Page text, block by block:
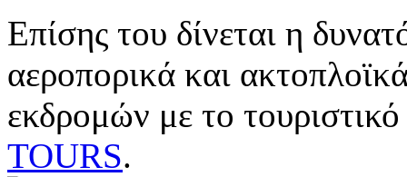
Επίσης του δίνεται η
αεροπορικά και
εκδρομών με το
TOURS.